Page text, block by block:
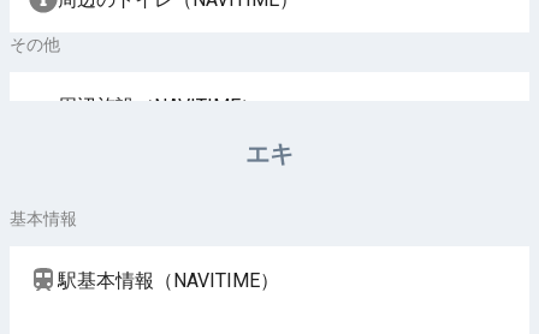
その他
周辺施設（NAVITIME）
エキ
基本情報
駅基本情報（NAVITIME）